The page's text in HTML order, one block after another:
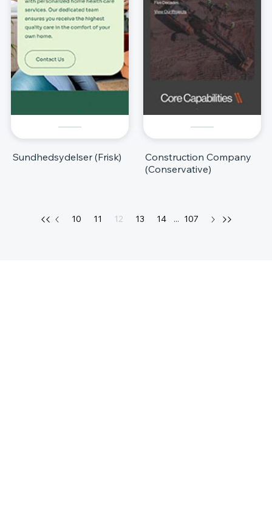
Sundhedsydelser (Frisk)
Construction Company
(Conservative)
10 11 12 13 14 ... 107